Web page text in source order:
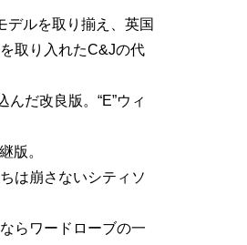
デルを取り揃え、英国
取り入れたC&Jの代
だ改良版。“E”ウィ
版。
は崩さないシティソ
らワードローブの一